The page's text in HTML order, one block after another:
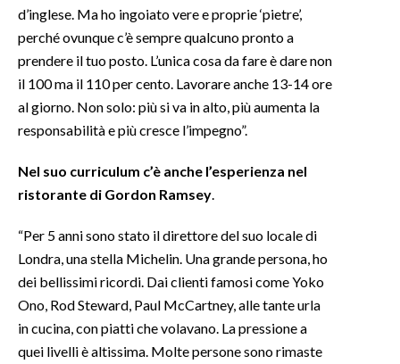
d’inglese. Ma ho ingoiato vere e proprie ‘pietre’,
perché ovunque c’è sempre qualcuno pronto a
prendere il tuo posto. L’unica cosa da fare è dare non
il 100 ma il 110 per cento. Lavorare anche 13-14 ore
al giorno. Non solo: più si va in alto, più aumenta la
responsabilità e più cresce l’impegno”.
Nel suo curriculum c’è anche l’esperienza nel
ristorante di Gordon Ramsey
“Per 5 anni sono stato il direttore del suo locale di
Londra, una stella Michelin. Una grande persona, ho
dei bellissimi ricordi. Dai clienti famosi come Yoko
Ono, Rod Steward, Paul McCartney, alle tante urla
in cucina, con piatti che volavano. La pressione a
quei livelli è altissima. Molte persone sono rimaste